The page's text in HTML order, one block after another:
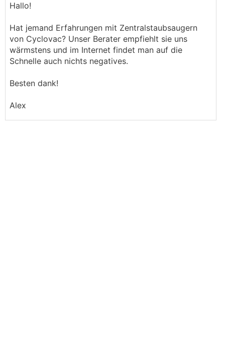
Hallo!
Hat jemand Erfahrungen mit Zentralstaubsaugern
von Cyclovac? Unser Berater empfiehlt sie uns
wärmstens und im Internet findet man auf die
Schnelle auch nichts negatives.
Besten dank!
Alex